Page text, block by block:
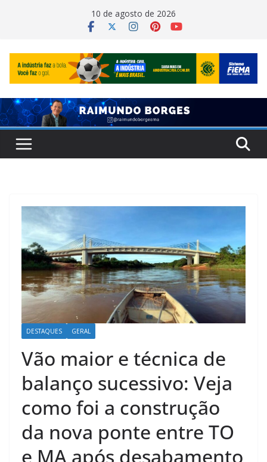
10 de agosto de 2026
DESTAQUES GERAL
Vão maior e técnica de
balanço sucessivo: Veja
como foi a construção
da nova ponte entre TO
e MA após desabamento